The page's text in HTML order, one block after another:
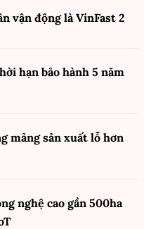
vận động là VinFast2
hạn bảo hành 5 năm
mảng sản xuất lỗ hơn
nghệ cao gần 500ha